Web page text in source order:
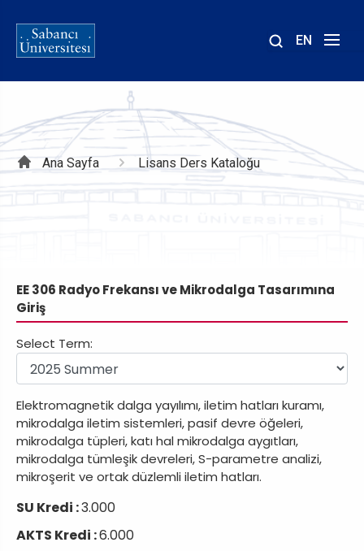
EN
Sayfa
Ana Sayfa Lisans Ders Kataloğu
EE 306 Radyo Frekansı ve Mikrodalga Tasarımına
Giriş
Select Term:
Elektromagnetik dalga yayılımı, iletim hatları kuramı,
mikrodalga iletim sistemleri, pasif devre öğeleri,
mikrodalga tüpleri, katı hal mikrodalga aygıtları,
mikrodalga tümleşik devreleri, S-parametre analizi,
mikroşerit ve ortak düzlemli iletim hatları.
SU Kredi :3.000
AKTS Kredi :6.000